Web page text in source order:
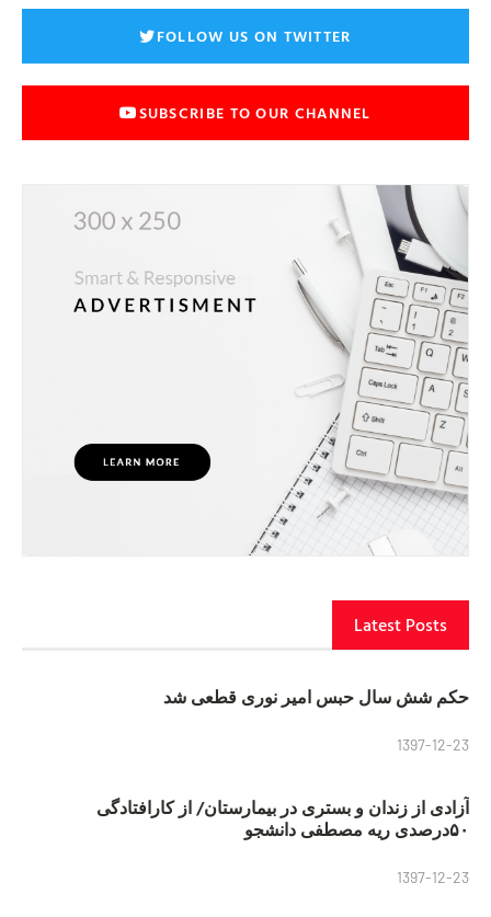
FOLLOW US ON TWITTER
SUBSCRIBE TO OUR CHANNEL
Latest Posts
حکم شش سال حبس امیر نوری قطعی شد
1397-12-23
آزادی از زندان و بستری در بیمارستان/ از کارافتادگی
۵۰درصدی ریه مصطفی دانشجو
1397-12-23